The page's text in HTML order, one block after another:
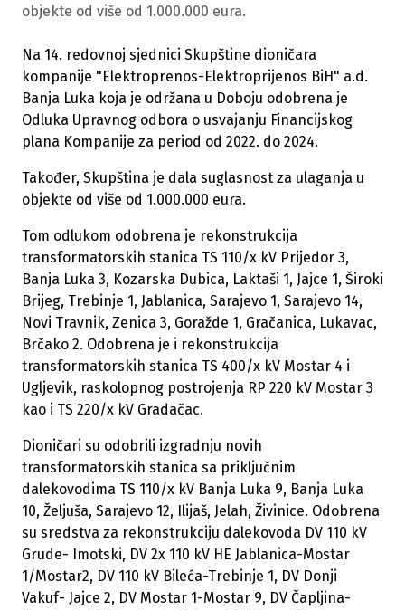
objekte od više od 1.000.000 eura.
Na 14. redovnoj sjednici Skupštine dioničara
kompanije "Elektroprenos-Elektroprijenos BiH" a.d.
Banja Luka koja je održana u Doboju odobrena je
Odluka Upravnog odbora o usvajanju Financijskog
plana Kompanije za period od 2022. do 2024.
Također, Skupština je dala suglasnost za ulaganja u
objekte od više od 1.000.000 eura.
Tom odlukom odobrena je rekonstrukcija
transformatorskih stanica TS 110/x kV Prijedor 3,
Banja Luka 3, Kozarska Dubica, Laktaši 1, Jajce 1, Široki
Brijeg, Trebinje 1, Jablanica, Sarajevo 1, Sarajevo 14,
Novi Travnik, Zenica 3, Goražde 1, Gračanica, Lukavac,
Brčako 2. Odobrena je i rekonstrukcija
transformatorskih stanica TS 400/x kV Mostar 4 i
Ugljevik, raskolopnog postrojenja RP 220 kV Mostar 3
kao i TS 220/x kV Gradačac.
Dioničari su odobrili izgradnju novih
transformatorskih stanica sa priključnim
dalekovodima TS 110/x kV Banja Luka 9, Banja Luka
10, Željuša, Sarajevo 12, Ilijaš, Jelah, Živinice. Odobrena
su sredstva za rekonstrukciju dalekovoda DV 110 kV
Grude- Imotski, DV 2x 110 kV HE Jablanica-Mostar
1/Mostar2, DV 110 kV Bileća-Trebinje 1, DV Donji
Vakuf- Jajce 2, DV Mostar 1-Mostar 9, DV Čapljina-